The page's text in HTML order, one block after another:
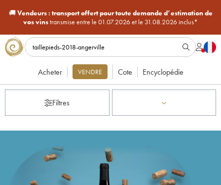
🚚Vendeurs : transport offert pour toute demande d’estimation de
vos vinstransmise entre le 01.07.2026 et le 31.08.2026 inclus*
Acheter VENDRE Cote Encyclopédie
Filtres